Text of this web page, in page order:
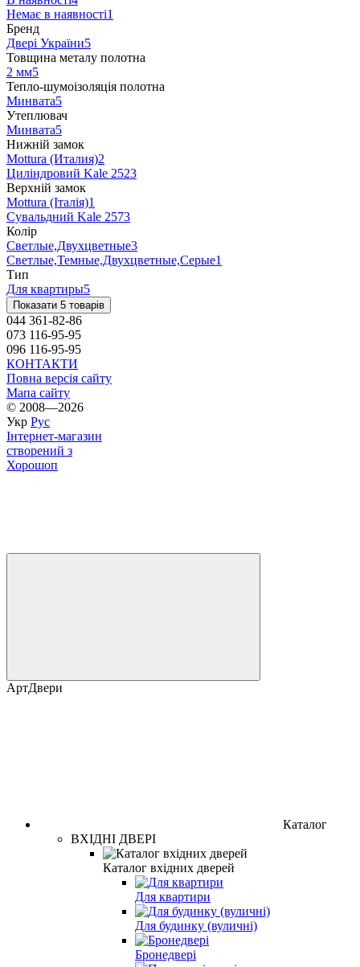
Немає в наявності1
Бренд
Двері України5
Товщина металу полотна
2 мм5
Тепло-шумоізоляція полотна
Минвата5
Утеплювач
Минвата5
Нижній замок
Mottura (Италия)2
Циліндровий Kale 2523
Верхній замок
Mottura (Італія)1
Сувальдний Kale 2573
Колір
Светлые,Двухцветные3
Светлые,Темные,Двухцветные,Серые1
Тип
Для квартиры5
Показати 5 товарів
044 361-82-86
073 116-95-95
096 116-95-95
КОНТАКТИ
Повна версія сайту
Мапа сайту
© 2008—2026
Укр Рус
Інтернет-магазин
створений з
Хорошоп
АртДвери
Каталог
ВХІДНІ ДВЕРІ
Каталог вхідних дверей
Для квартири
Для будинку (вуличні)
Бронедвері